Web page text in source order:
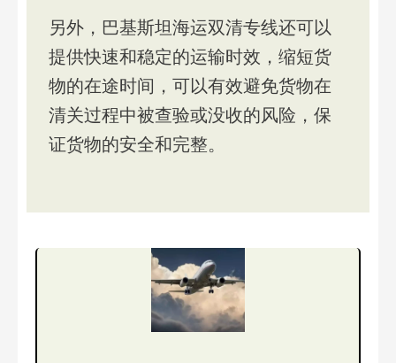
另外，巴基斯坦海运双清专线还可以
提供快速和稳定的运输时效，缩短货
物的在途时间，可以有效避免货物在
清关过程中被查验或没收的风险，保
证货物的安全和完整。